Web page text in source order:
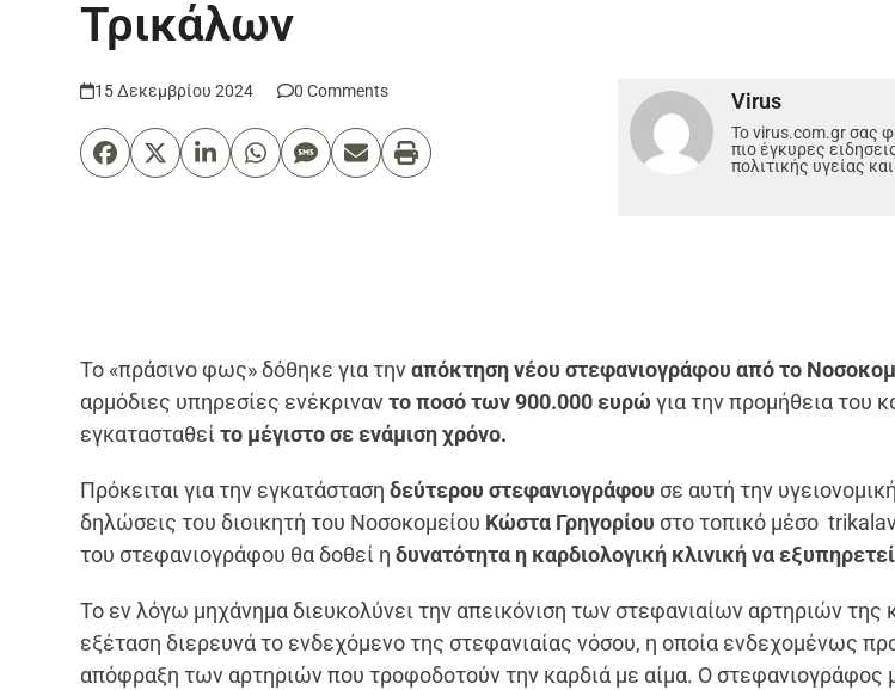
Τρικάλων
15 Δεκεμβρίου 2024 0 Comments Virus
Το virus.com.gr σας
πιο έγκυρες
πολιτικής υγείας
Το «πράσινο φως» δόθηκε για τηναπόκτηση νέου στεφανιογράφου από το
αρμόδιες υπηρεσίες ενέκριναντο ποσό των 900.000 ευρώγια την προμήθεια του
εγκατασταθείτο μέγιστο σε ενάμιση χρόνο.
Πρόκειται για την εγκατάστασηδεύτερου στεφανιογράφου σε αυτή την
δηλώσεις του διοικητή του Νοσοκομείου Κώστα Γρηγορίου στο τοπικό μέσο
του στεφανιογράφου θα δοθεί ηδυνατότητα η καρδιολογική κλινική να
Το εν λόγω μηχάνημα διευκολύνει την απεικόνιση των στεφανιαίων αρτηριών της
εξέταση διερευνά το ενδεχόμενο της στεφανιαίας νόσου, η οποία ενδεχομένως
απόφραξη των αρτηριών που τροφοδοτούν την καρδιά με αίμα. Ο στεφανιογράφος